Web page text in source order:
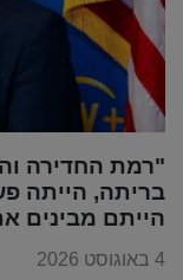
"רמת החדירה
בריתה, הייתה
הייתם מבינים
4 באוגוסט 2026